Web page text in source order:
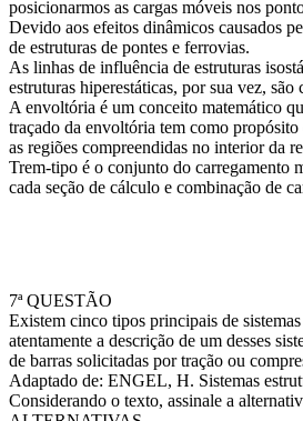
posicionarmos as cargas móveis nos
Devido aos efeitos dinâmicos causados
de estruturas de pontes e ferrovias.
As linhas de influência de estruturas
estruturas hiperestáticas, por sua vez, são
A envoltória é um conceito matemático
traçado da envoltória tem como propósito
as regiões compreendidas no interior da
Trem-tipo é o conjunto do carregamento
cada seção de cálculo e combinação de
7ª QUESTÃO
Existem cinco tipos principais de
atentamente a descrição de um desses
de barras solicitadas por tração ou
Adaptado de: ENGEL, H. Sistemas
Considerando o texto, assinale a